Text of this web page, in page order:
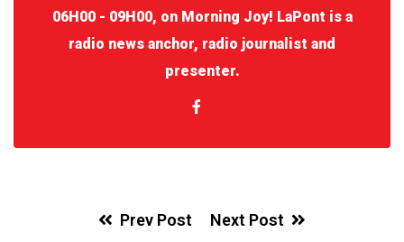
06H00 - 09H00, on Morning Joy! LaPont is a
radio news anchor, radio journalist and
presenter.
Prev Post Next Post